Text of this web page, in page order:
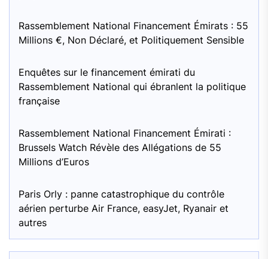
Rassemblement National Financement Émirats : 55
Millions €, Non Déclaré, et Politiquement Sensible
Enquêtes sur le financement émirati du
Rassemblement National qui ébranlent la politique
française
Rassemblement National Financement Émirati :
Brussels Watch Révèle des Allégations de 55
Millions d’Euros
Paris Orly : panne catastrophique du contrôle
aérien perturbe Air France, easyJet, Ryanair et
autres